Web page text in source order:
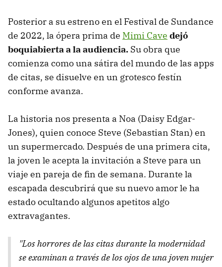
Posterior a su estreno en el Festival de Sundance
de 2022, la ópera prima de Mimi Cave dejó
boquiabierta a la audiencia. Su obra que
comienza como una sátira del mundo de las apps
de citas, se disuelve en un grotesco festín
conforme avanza.
La historia nos presenta a Noa (Daisy Edgar-
Jones), quien conoce Steve (Sebastian Stan) en
un supermercado. Después de una primera cita,
la joven le acepta la invitación a Steve para un
viaje en pareja de fin de semana. Durante la
escapada descubrirá que su nuevo amor le ha
estado ocultando algunos apetitos algo
extravagantes.
"Los horrores de las citas durante la modernidad
se examinan a través de los ojos de una joven mujer